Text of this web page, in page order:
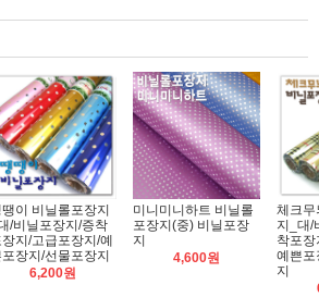
이 비닐롤포장지
대/비닐포장지/증착
장지/고급포장지/예
포장지/선물포장지
6,200원
미니미니하트 비닐롤
포장지(중) 비닐포장
지
4,600원
체크무
지_대/
착포
예쁜포
지